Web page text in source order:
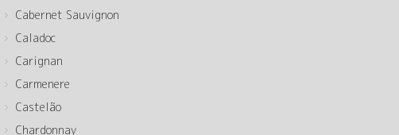
Cabernet Sauvignon
Caladoc
Carignan
Carmenere
Castelão
Chardonnay